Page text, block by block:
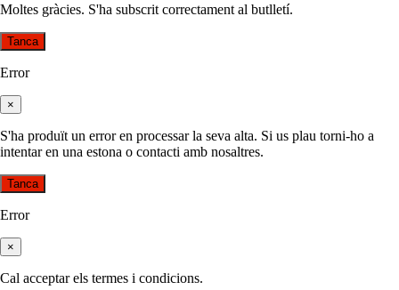
Moltes gràcies. S'ha subscrit correctament al butlletí.
Tanca
Error
×
S'ha produït un error en processar la seva alta. Si us plau torni-ho a
intentar en una estona o contacti amb nosaltres.
Tanca
Error
×
Cal acceptar els termes i condicions.